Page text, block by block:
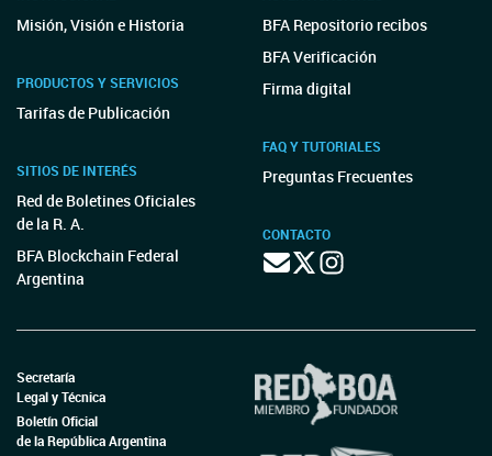
Misión, Visión e Historia
PRODUCTOS Y SERVICIOS
Tarifas de Publicación
SITIOS DE INTERÉS
Red de Boletines Oficiales
de la R. A.
BFA Blockchain Federal
Argentina
BFA Repositorio recibos
BFA Verificación
Firma digital
FAQ Y TUTORIALES
Preguntas Frecuentes
CONTACTO
Secretaría
Legal y Técnica
Boletín Oficial
de la República Argentina